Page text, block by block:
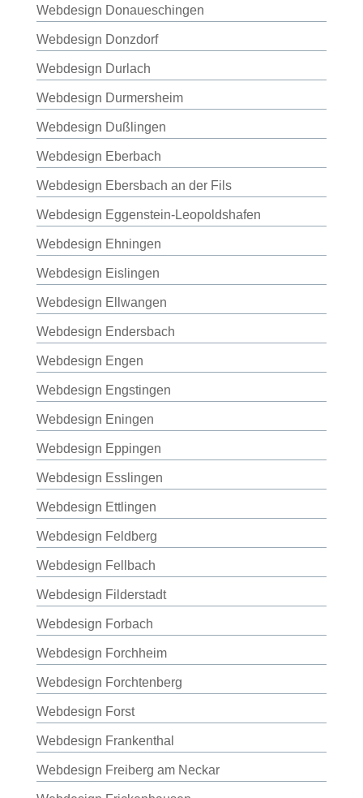
Webdesign Donaueschingen
Webdesign Donzdorf
Webdesign Durlach
Webdesign Durmersheim
Webdesign Dußlingen
Webdesign Eberbach
Webdesign Ebersbach an der Fils
Webdesign Eggenstein-Leopoldshafen
Webdesign Ehningen
Webdesign Eislingen
Webdesign Ellwangen
Webdesign Endersbach
Webdesign Engen
Webdesign Engstingen
Webdesign Eningen
Webdesign Eppingen
Webdesign Esslingen
Webdesign Ettlingen
Webdesign Feldberg
Webdesign Fellbach
Webdesign Filderstadt
Webdesign Forbach
Webdesign Forchheim
Webdesign Forchtenberg
Webdesign Forst
Webdesign Frankenthal
Webdesign Freiberg am Neckar